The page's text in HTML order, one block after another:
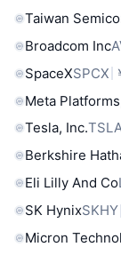
Taiwan
Broadcom Inc
SpaceXSPCX
Meta
Tesla, Inc.
Berkshire
Eli Lilly And Co
SK HynixSKHY
Micron